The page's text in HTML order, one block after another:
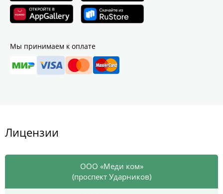
Мы принимаем к оплате
Лицензии
ООО «Меди ком»
(проспект Ударников)